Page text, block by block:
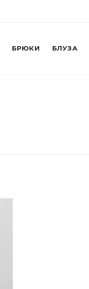
БРЮКИ БЛУЗА